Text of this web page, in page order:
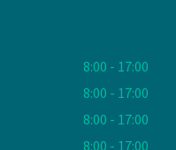
8:00 - 17:00
8:00 - 17:00
8:00 - 17:00